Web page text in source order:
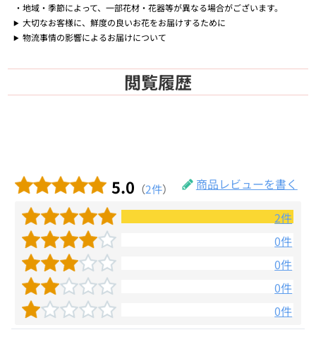
地域・季節によって、一部花材・花器等が異なる場合がございます。
大切なお客様に、鮮度の良いお花をお届けするために
物流事情の影響によるお届けについて
閲覧履歴
5.0 （2件）
商品レビューを書く
2件
0件
0件
0件
0件